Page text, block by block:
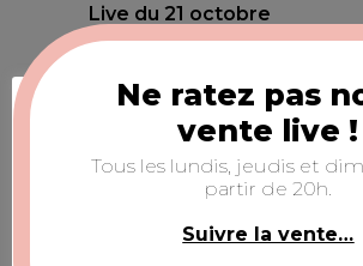
Live du 21 octobre
€0,00
Acceptation des cookies
vous offrir la meilleure expérience
Configurer la sélection ACCEPTER
Ne ratez pas
vente live !
Tous les lundis, jeudis et
partir de 20h.
Suivre la vente…